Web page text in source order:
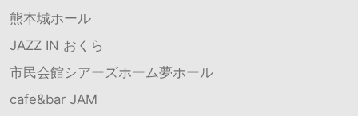
熊本城ホール
JAZZ IN おくら
市民会館シアーズホーム夢ホール
cafe&bar JAM